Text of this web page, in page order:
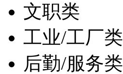
文职类
工业/工厂类
后勤/服务类